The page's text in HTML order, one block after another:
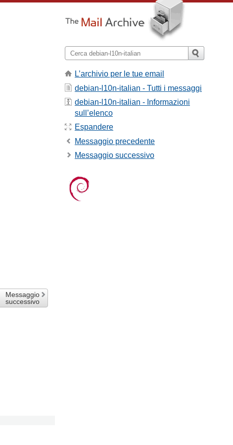
Messaggio
successivo
L’archivio per le tue email
debian-l10n-italian - Tutti i messaggi
debian-l10n-italian - Informazioni
sull’elenco
Espandere
Messaggio precedente
Messaggio successivo